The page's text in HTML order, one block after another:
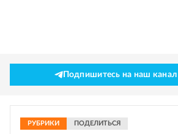
Подпишитесь на наш канал
РУБРИКИ ПОДЕЛИТЬСЯ